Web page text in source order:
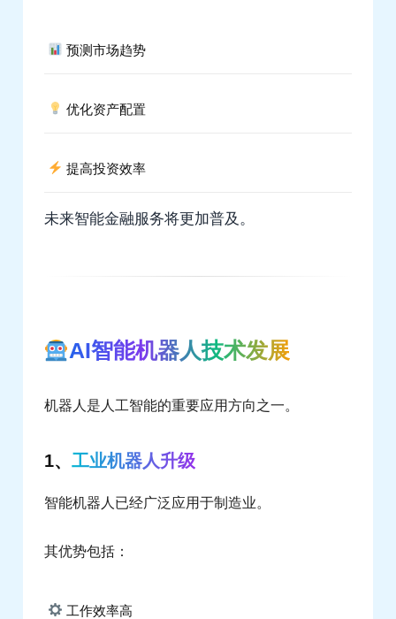
预测市场趋势
优化资产配置
提高投资效率
未来智能金融服务将更加普及。
AI智能机器人技术发展
机器人是人工智能的重要应用方向之一。
1、 工业机器人升级
智能机器人已经广泛应用于制造业。
其优势包括：
工作效率高